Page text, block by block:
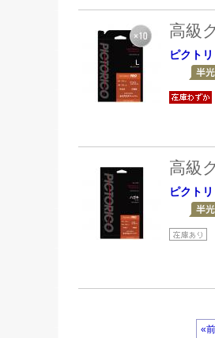
高級
ピクト
高級
ピクト
«